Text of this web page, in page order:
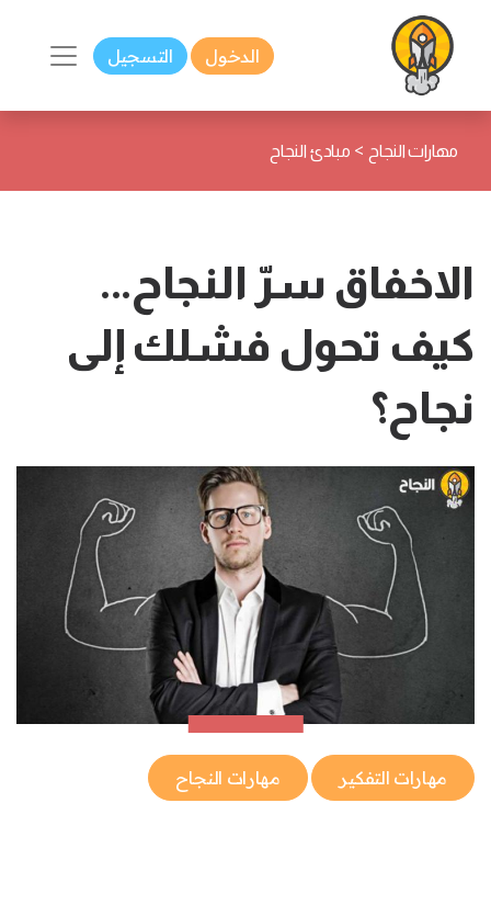
الدخول التسجيل
مهارات النجاح > مبادئ النجاح
الاخفاق سرّ النجاح...
كيف تحول فشلك إلى
نجاح؟
مهارات التفكير مهارات النجاح